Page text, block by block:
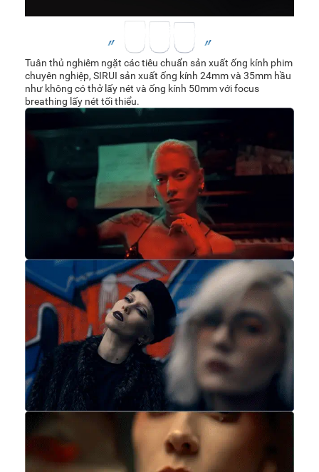
Tuân thủ nghiêm ngặt các tiêu chuẩn sản xuất ống kính phim
chuyên nghiệp, SIRUI sản xuất ống kính 24mm và 35mm hầu
như không có thở lấy nét và ống kính 50mm với focus
breathing lấy nét tối thiểu.